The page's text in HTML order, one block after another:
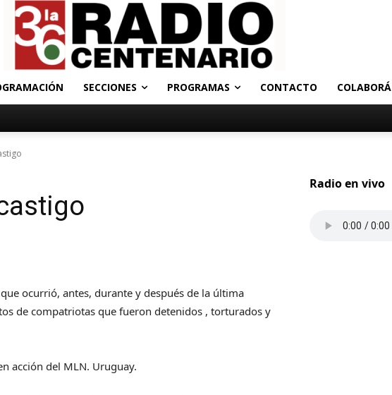
SECCIONES PROGRAMAS CONTACTO COLABORÁ
ocurrió, antes, durante y después de la última
de compatriotas que fueron detenidos , torturados y
acción del MLN. Uruguay.
Radio en vivo